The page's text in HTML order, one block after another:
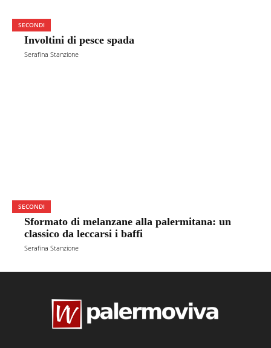
SECONDI
Involtini di pesce spada
Serafina Stanzione
SECONDI
Sformato di melanzane alla palermitana: un
classico da leccarsi i baffi
Serafina Stanzione